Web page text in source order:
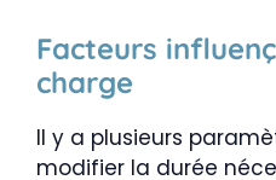
Facteurs
charge
Il y a plusieurs
modifier la durée